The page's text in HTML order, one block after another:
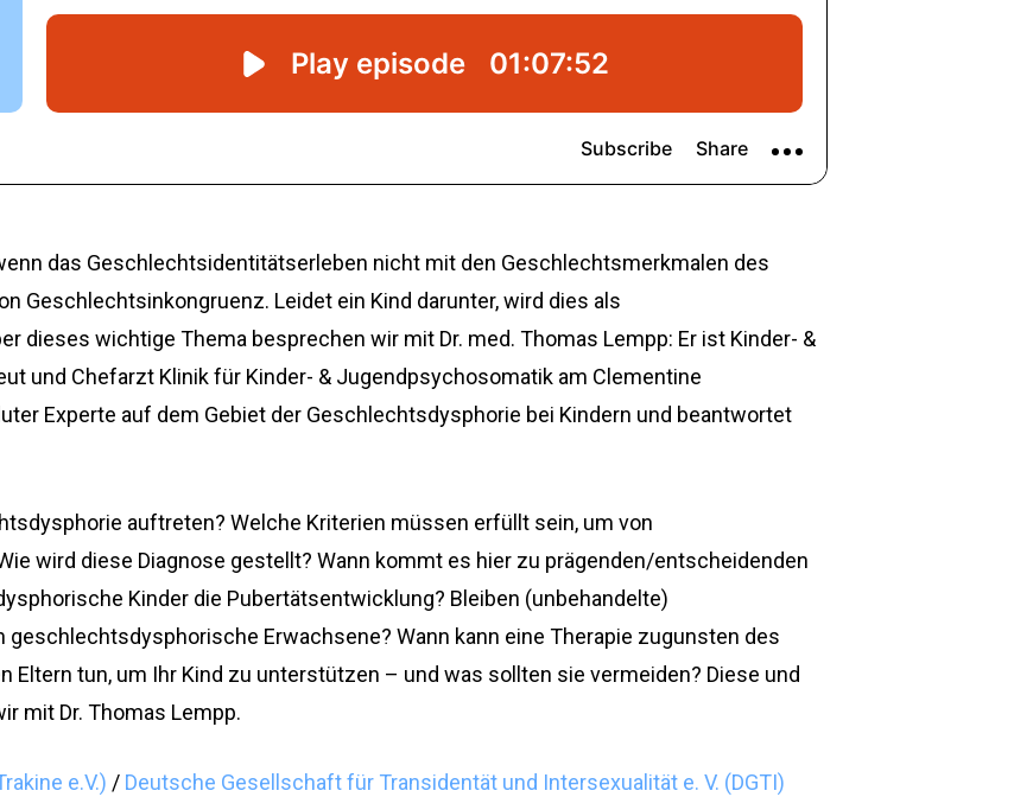
das Geschlechtsidentitätserleben nicht mit den Geschlechtsmerkmalen des
Geschlechtsinkongruenz. Leidet ein Kind darunter, wird dies als
dieses wichtige Thema besprechen wir mit Dr. med. Thomas Lempp: Er ist Kinder- &
und Chefarzt Klinik für Kinder- & Jugendpsychosomatik am Clementine
Experte auf dem Gebiet der Geschlechtsdysphorie bei Kindern und beantwortet
auftreten? Welche Kriterien müssen erfüllt sein, um von
wird diese Diagnose gestellt? Wann kommt es hier zu prägenden/entscheidenden
Kinder die Pubertätsentwicklung? Bleiben (unbehandelte)
Erwachsene? Wann kann eine Therapie zugunsten des
Eltern tun, um Ihr Kind zu unterstützen – und was sollten sie vermeiden? Diese und
mit Dr. Thomas Lempp.
e.V.) / Deutsche Gesellschaft für Transidentät und Intersexualität e. V. (DGTI)